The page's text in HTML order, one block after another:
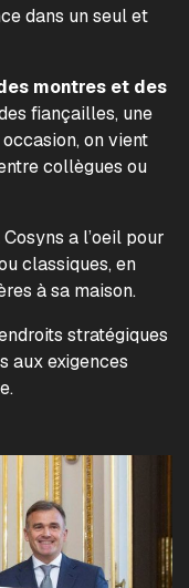
dans un seul et
montres et des
fiançailles, une
on vient
collègues ou
a l’oeil pour
classiques, en
à sa maison.
stratégiques
aux exigences